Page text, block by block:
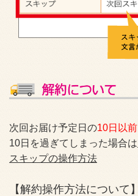
次回お届け予定日の10日以前
10日を過ぎてしまった場合は
スキップの操作方法
【解約操作方法について】